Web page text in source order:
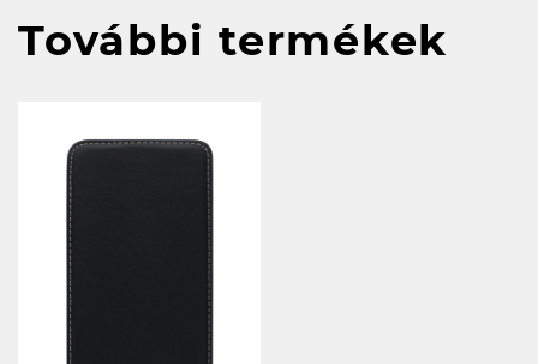
További termékek